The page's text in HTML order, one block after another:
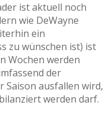
ist aktuell noch
wie DeWayne
ein
zu wünschen ist) ist
Wochen werden
der
Saison ausfallen wird,
werden darf.